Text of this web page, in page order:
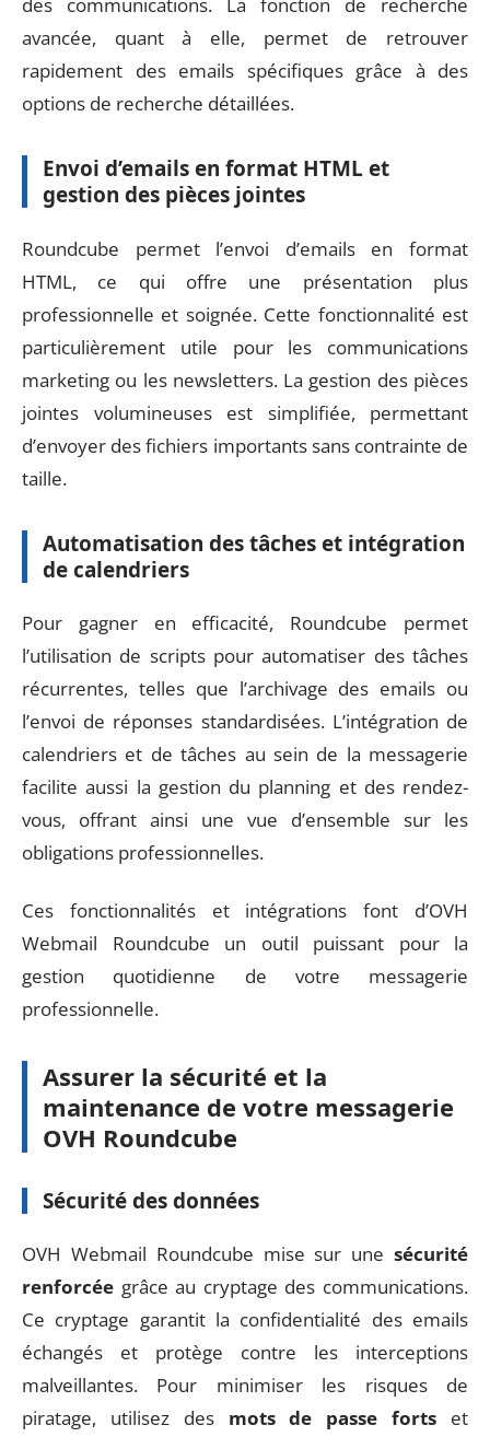
avancée, quant à elle, permet de retrouver
rapidement des emails spécifiques grâce à des
options de recherche détaillées.
Envoi d’emails en format HTML et
gestion des pièces jointes
Roundcube permet l’envoi d’emails en format
HTML, ce qui offre une présentation plus
professionnelle et soignée. Cette fonctionnalité est
particulièrement utile pour les communications
marketing ou les newsletters. La gestion des pièces
jointes volumineuses est simplifiée, permettant
d’envoyer des fichiers importants sans contrainte de
taille.
Automatisation des tâches et intégration
de calendriers
Pour gagner en efficacité, Roundcube permet
l’utilisation de scripts pour automatiser des tâches
récurrentes, telles que l’archivage des emails ou
l’envoi de réponses standardisées. L’intégration de
calendriers et de tâches au sein de la messagerie
facilite aussi la gestion du planning et des rendez-
vous, offrant ainsi une vue d’ensemble sur les
obligations professionnelles.
Ces fonctionnalités et intégrations font d’OVH
Webmail Roundcube un outil puissant pour la
gestion quotidienne de votre messagerie
professionnelle.
Assurer la sécurité et la
maintenance de votre messagerie
OVH Roundcube
Sécurité des données
OVH Webmail Roundcube mise sur une sécurité
renforcée grâce au cryptage des communications.
Ce cryptage garantit la confidentialité des emails
échangés et protège contre les interceptions
malveillantes. Pour minimiser les risques de
piratage, utilisez des mots de passe forts et